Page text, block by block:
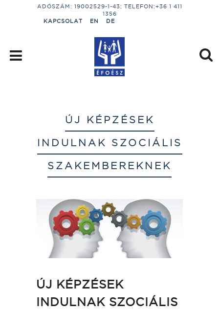
ADÓSZÁM: 19002529-1-43; TELEFON:+36 1 411
1356
KAPCSOLAT
EN DE
ÚJ KÉPZÉSEK
INDULNAK SZOCIÁLIS
SZAKEMBEREKNEK
ÚJ KÉPZÉSEK
INDULNAK SZOCIÁLIS